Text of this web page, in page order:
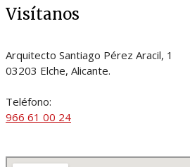
Visítanos
Arquitecto Santiago Pérez Aracil, 1
03203 Elche, Alicante.
Teléfono:
966 61 00 24